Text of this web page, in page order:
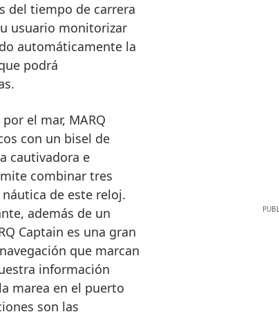
del tiempo de carrera
usuario monitorizar
automáticamente la
podrá
el mar, MARQ
con un bisel de
cautivadora e
combinar tres
de este reloj.
además de un
Captain es una gran
que marcan
información
marea en el puerto
son las